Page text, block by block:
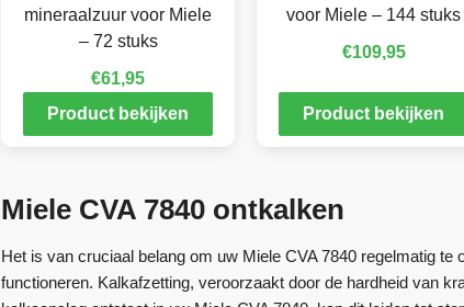
mineraalzuur voor Miele
– 72 stuks
€61,95
Product bekijken
voor Miele – 144 stuks
€109,95
Product bekijken
Miele CVA 7840 ontkalken
Het is van cruciaal belang om uw Miele CVA 7840 regelmatig
functioneren. Kalkafzetting, veroorzaakt door de hardheid van